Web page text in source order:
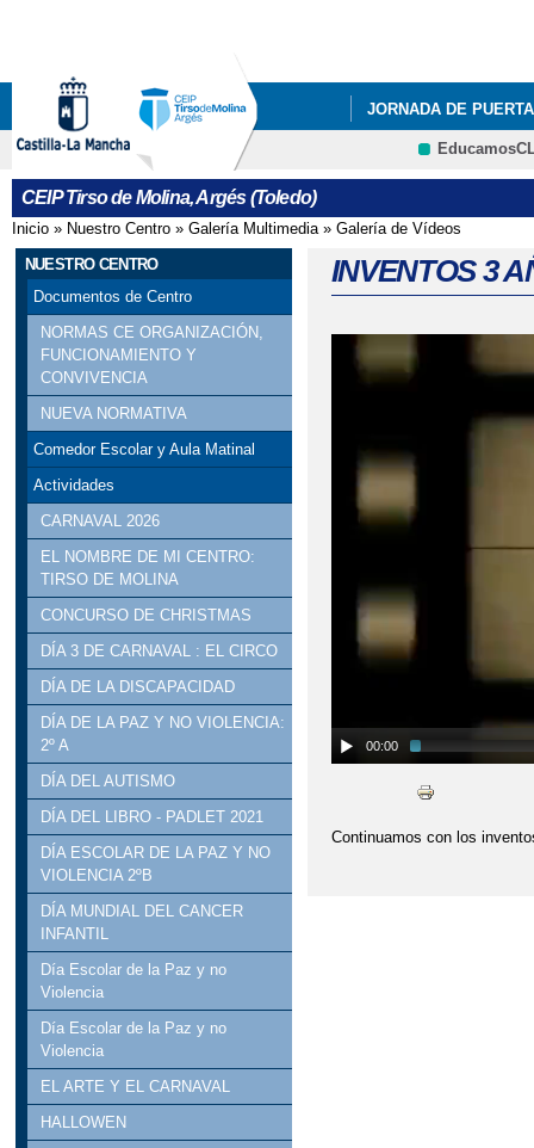
JORNADA DE
INFÓRMATE
DÍA INTERNACIONAL
PODCAST ALUMNOS
TODOS POR LA PAZ
INAGURACIÓN PISTA
LUNES Y MARTES
CEIP Tirso de Molina, Argés (Toledo)
Se encuentra usted aquí
Inicio » Nuestro Centro » Galería Multimedia» Galería de Vídeos
NUESTRO CENTRO
Documentos de Centro
NORMAS CE ORGANIZACIÓN,
FUNCIONAMIENTO Y
CONVIVENCIA
NUEVA NORMATIVA
Comedor Escolar y Aula Matinal
Actividades
CARNAVAL 2026
EL NOMBRE DE MI CENTRO:
TIRSO DE MOLINA
CONCURSO DE CHRISTMAS
DÍA 3 DE CARNAVAL : EL CIRCO
DÍA DE LA DISCAPACIDAD
DÍA DE LA PAZ Y NO VIOLENCIA:
2º A
DÍA DEL AUTISMO
DÍA DEL LIBRO - PADLET 2021
DÍA ESCOLAR DE LA PAZ Y NO
VIOLENCIA 2ºB
DÍA MUNDIAL DEL CANCER
INFANTIL
Día Escolar de la Paz y no
Violencia
Día Escolar de la Paz y no
Violencia
EL ARTE Y EL CARNAVAL
HALLOWEN
INVENTOS 3
00:00
Continuamos con los